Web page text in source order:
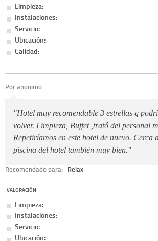
Limpieza:
Instalaciones:
Servicio:
Ubicación:
Calidad:
Por anonimo
"Hotel muy recomendable 3 estrellas q
volver. Limpieza, Buffet ,trató del personal
Repetiríamos en este hotel de nuevo. Cerca
piscina del hotel también muy bien."
Recomendado para: Relax
VALORACIÓN
Limpieza:
Instalaciones:
Servicio:
Ubicación: